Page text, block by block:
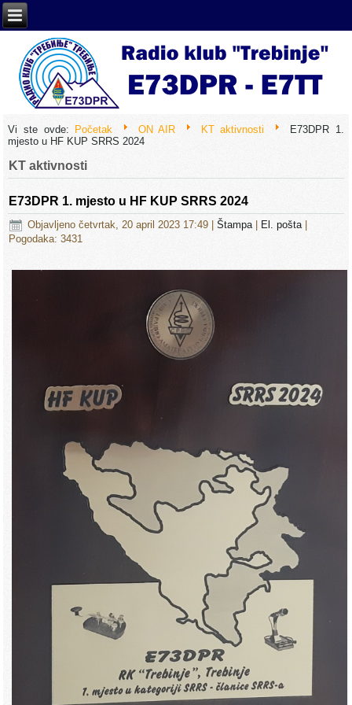
Vi ste ovde: Početak ON AIR KT aktivnosti
E73DPR 1.
mjesto u HF KUP SRRS 2024
KT aktivnosti
E73DPR 1. mjesto u HF KUP SRRS 2024
Objavljeno četvrtak, 20 april 2023 17:49 |Štampa El. pošta
Pogodaka: 3431